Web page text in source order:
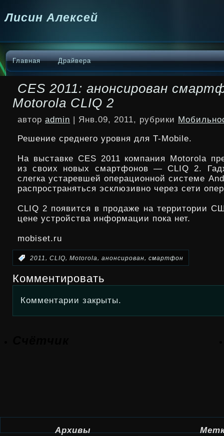
Лисин Алексей
Главная Драйвера
CES 2011: анонсирован
Motorola CLIQ 2
автор admin | Янв.09, 2011, рубрики
Решение среднего уровня для T-Mobile.
На выставке CES 2011 компания Motorola
из своих новых смартфонов — CLIQ 2.
слегка устаревшей операционной системе
распространяться эсклюзивно через сети
CLIQ 2 появится в продаже на территории
цене устройства информации пока нет.
mobiset.ru
2011, CLIQ, Motorola, анонсирован, смартфон
Комментировать
Комментарии закрыты.
Архивы